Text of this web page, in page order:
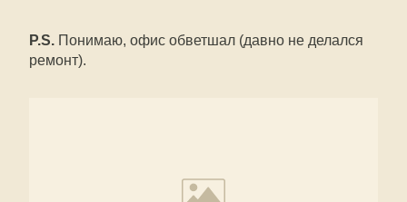
P.S. Понимаю, офис обветшал (давно не делался
ремонт).